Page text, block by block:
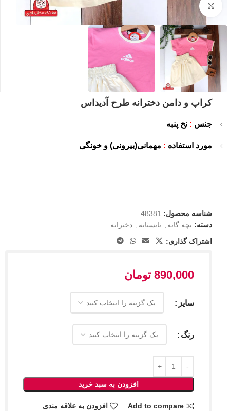
بزرگنمایی تصویر
کراپ و دامن دخترانه طرح آدیداس
جنس : نخ پنبه
مورد استفاده : مهمانی(بیرونی) و خونگی
شناسه محصول: 48381
دسته: بچه گانه تابستانه
دخترانه
اشتراک گذاری:
890,000 تومان
سایز
رنگ
افزودن به سبد خرید
Add to compare افزودن به علاقه مندی